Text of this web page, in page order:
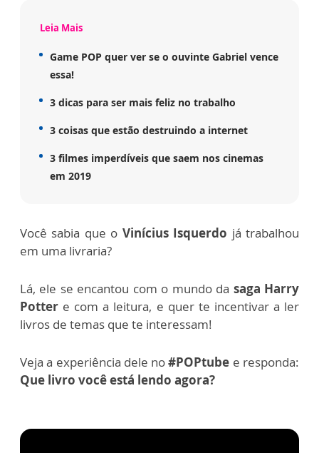
Leia Mais
Game POP quer ver se o ouvinte Gabriel vence
essa!
3 dicas para ser mais feliz no trabalho
3 coisas que estão destruindo a internet
3 filmes imperdíveis que saem nos cinemas
em 2019
Você sabia que o Vinícius Isquerdo já trabalhou
em uma livraria?
Lá, ele se encantou com o mundo da saga Harry
Potter e com a leitura, e quer te incentivar a ler
livros de temas que te interessam!
Veja a experiência dele no#POPtube e responda:
Que livro você está lendo agora?